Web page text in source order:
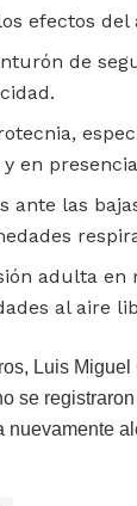
efectos del
de
en
ante las
adulta en
al aire
Luis
se
nuevamente